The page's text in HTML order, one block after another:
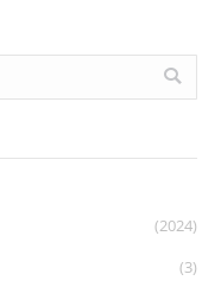
(2024)
(3)